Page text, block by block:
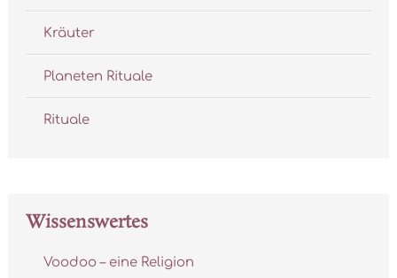
Kräuter
Planeten Rituale
Rituale
Wissenswertes
Voodoo – eine Religion